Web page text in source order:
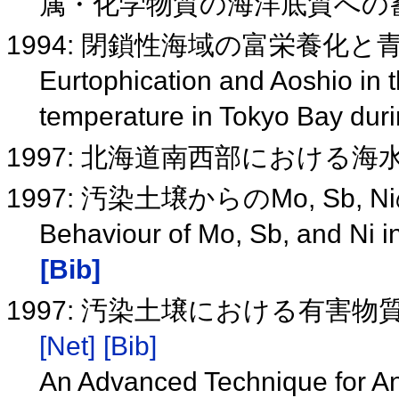
1994: 閉鎖性海域の富栄養化と
Eurtophication and Aoshio in
temperature in Tokyo Bay
1997: 北海道南西部における海
1997: 汚染土壌からのMo, Sb,
Behaviour of Mo, Sb, and Ni
[Bib]
1997: 汚染土壌における有害物
[Net] [Bib]
An Advanced Technique for